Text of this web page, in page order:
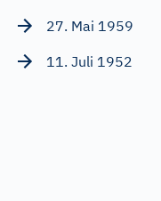
27. Mai 1959
11. Juli 1952